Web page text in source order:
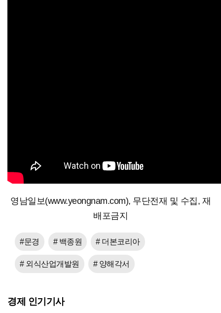
영남일보(www.yeongnam.com), 무단전재 및 수집, 재
배포금지
#문경 # 백종원 # 더본코리아
# 외식산업개발원 # 양해각서
경제 인기기사